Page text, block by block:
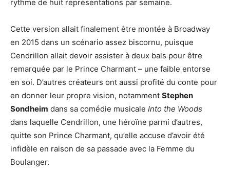
rythme de huit représentations par semaine.
Cette version allait finalement être montée à Broadway
en 2015 dans un scénario assez biscornu, puisque
Cendrillon allait devoir assister à deux bals pour être
remarquée par le Prince Charmant – une faible entorse
en soi. D’autres créateurs ont aussi profité du conte pour
en donner leur propre vision, notamment Stephen
Sondheim dans sa comédie musicale Into the Woods
dans laquelle Cendrillon, une héroïne parmi d’autres,
quitte son Prince Charmant, qu’elle accuse d’avoir été
infidèle en raison de sa passade avec la Femme du
Boulanger.